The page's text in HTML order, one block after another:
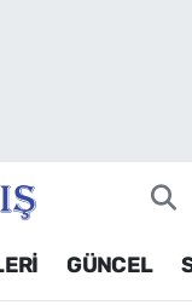
GÜNCEL